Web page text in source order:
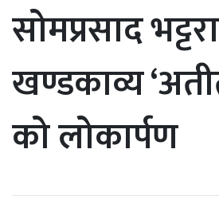
सोमप्रसाद
खण्डकाव्य
को लोकार्पण